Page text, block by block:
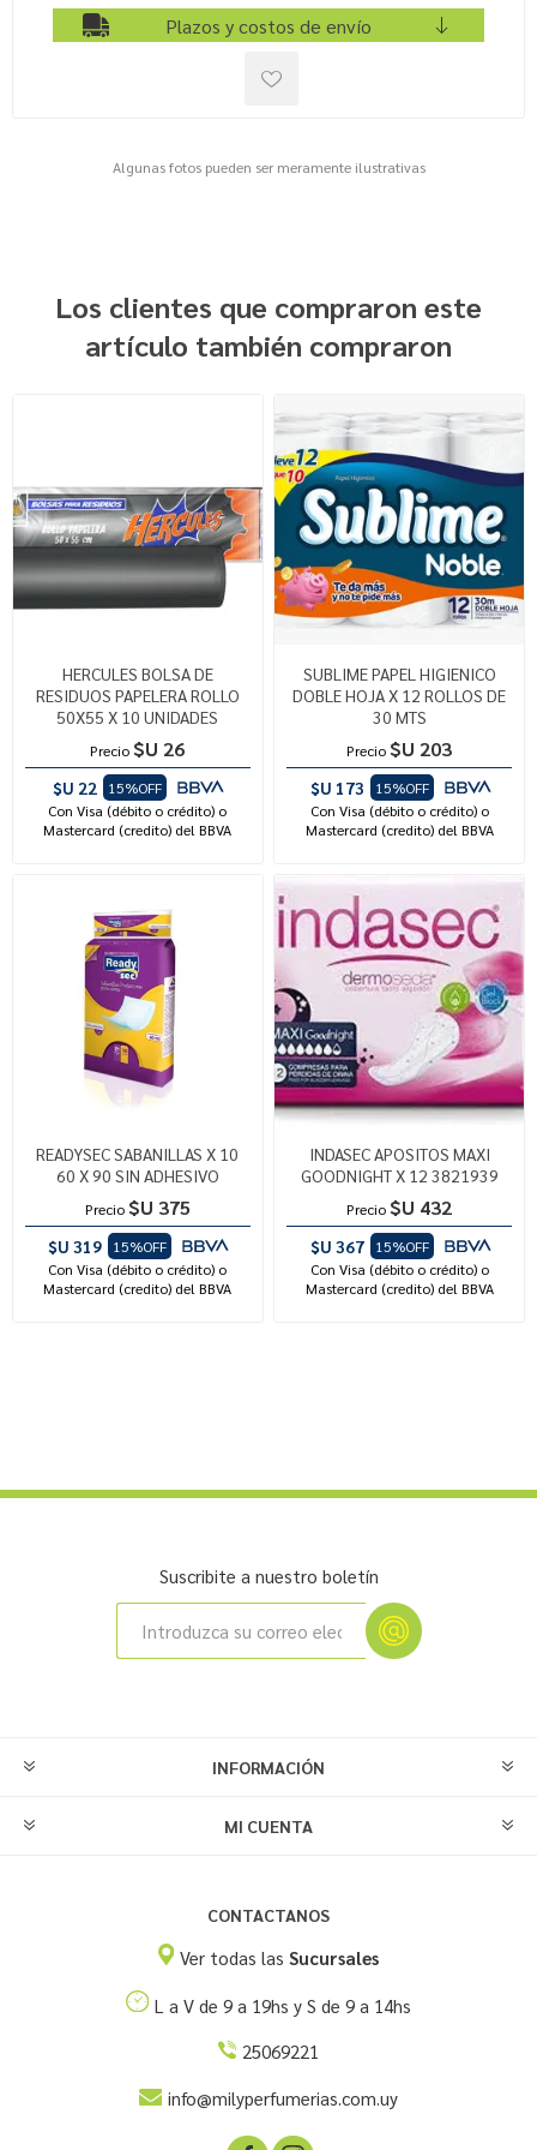
Plazos y costos de envío
Algunas fotos pueden ser meramente ilustrativas
Los clientes que compraron este
artículo también compraron
HERCULES BOLSA DE
RESIDUOS PAPELERA ROLLO
50X55 X 10 UNIDADES
Precio $U 26
$U 22
15%OFF
Con Visa (débito o crédito) o
Mastercard (credito) del BBVA
SUBLIME PAPEL HIGIENICO
DOBLE HOJA X 12 ROLLOS DE
30 MTS
Precio $U 203
$U 173
15%OFF
Con Visa (débito o crédito) o
Mastercard (credito) del BBVA
READYSEC SABANILLAS X 10
60 X 90 SIN ADHESIVO
Precio $U 375
$U 319
15%OFF
Con Visa (débito o crédito) o
Mastercard (credito) del BBVA
INDASEC APOSITOS MAXI
GOODNIGHT X 12 3821939
Precio $U 432
$U 367
15%OFF
Con Visa (débito o crédito) o
Mastercard (credito) del BBVA
Suscribite a nuestro boletín
INFORMACIÓN
MI CUENTA
CONTACTANOS
Ver todas las Sucursales
L a V de 9 a 19hs y S de 9 a 14hs
25069221
info@milyperfumerias.com.uy